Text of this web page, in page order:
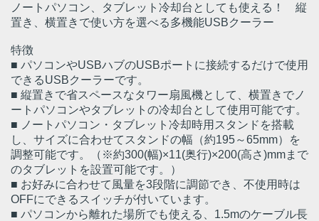
ノートパソコン、タブレット冷却台としても使える！ 縦
置き、横置きで使い方を選べる多機能USBクーラー
特徴
■ パソコンやUSBハブのUSBポートに接続するだけで使用
できるUSBクーラーです。
■ 縦置きで省スペースなタワー扇風機として、横置きでノ
ートパソコンやタブレットの冷却台として使用可能です。
■ ノートパソコン・タブレット冷却時用スタンドを搭載
し、サイズに合わせてスタンドの幅（約195～65mm）を
調整可能です。（※約300(幅)×11(奥行)×200(高さ)mmまで
のタブレットを設置可能です。）
■ お好みに合わせて風量を3段階に調節でき、不使用時は
OFFにできるスイッチが付いています。
■ パソコンから離れた場所でも使える、1.5mのケーブル長